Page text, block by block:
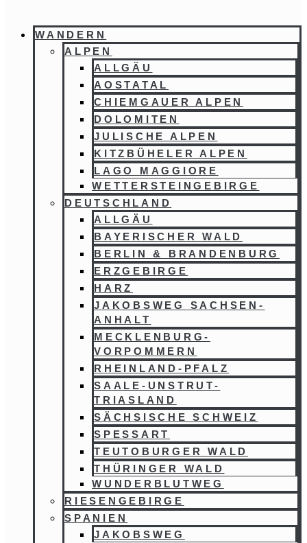
WANDERN
ALPEN
ALLGÄU
AOSTATAL
CHIEMGAUER ALPEN
DOLOMITEN
JULISCHE ALPEN
KITZBÜHELER ALPEN
LAGO MAGGIORE
WETTERSTEINGEBIRGE
DEUTSCHLAND
ALLGÄU
BAYERISCHER WALD
BERLIN & BRANDENBURG
ERZGEBIRGE
HARZ
JAKOBSWEG SACHSEN-
ANHALT
MECKLENBURG-
VORPOMMERN
RHEINLAND-PFALZ
SAALE-UNSTRUT-
TRIASLAND
SÄCHSISCHE SCHWEIZ
SPESSART
TEUTOBURGER WALD
THÜRINGER WALD
WUNDERBLUTWEG
RIESENGEBIRGE
SPANIEN
JAKOBSWEG